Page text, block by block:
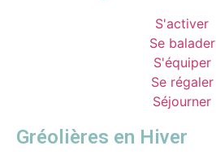
S'activer
Se balader
S'équiper
Se régaler
Séjourner
Gréolières en Hiver